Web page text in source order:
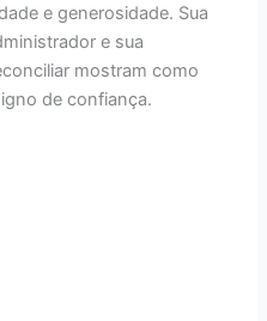
e generosidade. Sua
e sua
mostram como
de confiança.